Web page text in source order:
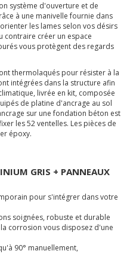
système d'ouverture et de
à une manivelle fournie dans
les lames selon vos désirs
contraire créer un espace
vous protègent des regards
thermolaqués pour résister à la
intégrées dans la structure afin
livrée en kit, composée
de platine d'ancrage au sol
sur une fondation béton est
les 52 ventelles. Les pièces de
époxy.
GRIS + PANNEAUX
pour s'intégrer dans votre
soignées, robuste et durable
corrosion vous disposez d'une
90° manuellement,